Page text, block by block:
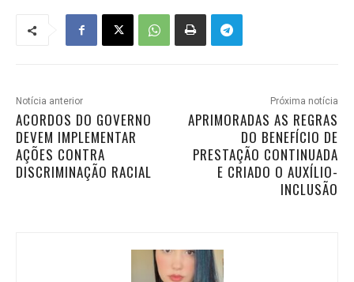
Notícia anterior
ACORDOS DO GOVERNO
DEVEM IMPLEMENTAR
AÇÕES CONTRA
DISCRIMINAÇÃO RACIAL
Próxima notícia
APRIMORADAS AS REGRAS
DO BENEFÍCIO DE
PRESTAÇÃO CONTINUADA
E CRIADO O AUXÍLIO-
INCLUSÃO